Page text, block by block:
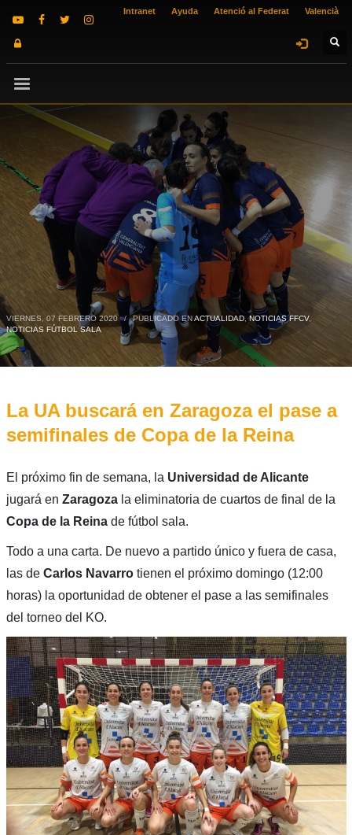
Intranet Ayuda Atenció al Federat Valencià
VIERNES, 07 FEBRERO 2020 / PUBLICADO ENACTUALIDAD,NOTICIAS FFCV,
NOTICIAS FÚTBOL SALA
La UA buscará en Zaragoza el pase a
semifinales de Copa de la Reina
El próximo fin de semana, la Universidad de Alicante
jugará en Zaragozala eliminatoria de cuartos de final de la
Copa de la Reinade fútbol sala.
Todo a una carta. De nuevo a partido único y fuera de casa,
las de Carlos Navarrotienen el próximo domingo (12:00
horas) la oportunidad de obtener el pase a las semifinales
del torneo del KO.